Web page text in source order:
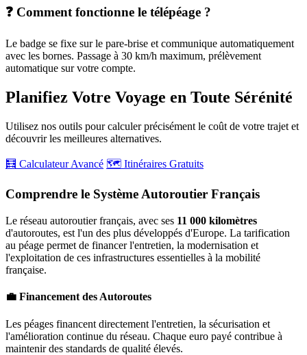
❓ Comment fonctionne le télépéage ?
Le badge se fixe sur le pare-brise et communique automatiquement
avec les bornes. Passage à 30 km/h maximum, prélèvement
automatique sur votre compte.
Planifiez Votre Voyage en Toute Sérénité
Utilisez nos outils pour calculer précisément le coût de votre trajet et
découvrir les meilleures alternatives.
🧮 Calculateur Avancé 🗺️ Itinéraires Gratuits
Comprendre le Système Autoroutier Français
Le réseau autoroutier français, avec ses 11 000 kilomètres
d'autoroutes, est l'un des plus développés d'Europe. La tarification
au péage permet de financer l'entretien, la modernisation et
l'exploitation de ces infrastructures essentielles à la mobilité
française.
💼 Financement des Autoroutes
Les péages financent directement l'entretien, la sécurisation et
l'amélioration continue du réseau. Chaque euro payé contribue à
maintenir des standards de qualité élevés.